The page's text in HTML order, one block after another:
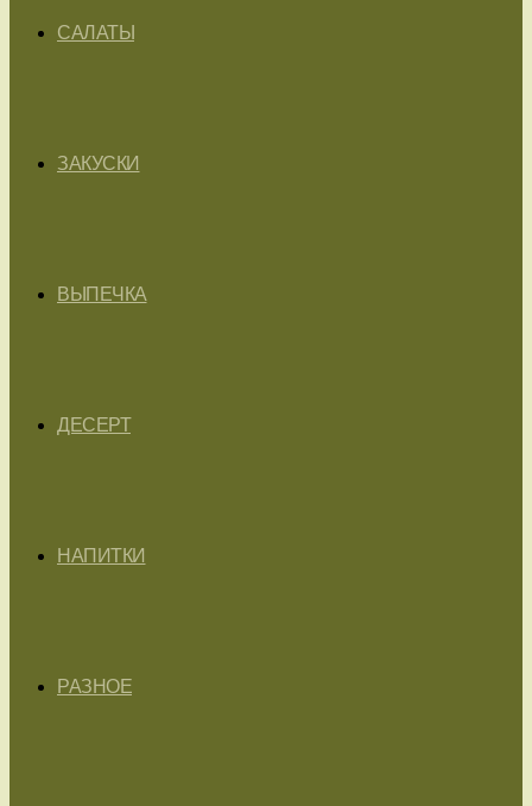
САЛАТЫ
ЗАКУСКИ
ВЫПЕЧКА
ДЕСЕРТ
НАПИТКИ
РАЗНОЕ